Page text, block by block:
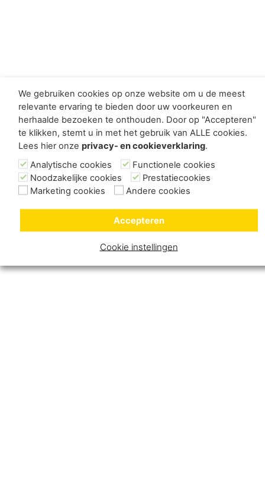
We gebruiken cookies op onze website om u de meest
relevante ervaring te bieden door uw voorkeuren en
herhaalde bezoeken te onthouden. Door op "Accepteren"
te klikken, stemt u in met het gebruik van ALLE cookies.
Lees hier onze privacy- en cookieverklaring.
Analytische cookies
Functionele cookies
Noodzakelijke cookies
Prestatiecookies
Marketing cookies
Andere cookies
Cookie instellingen
Accepteren